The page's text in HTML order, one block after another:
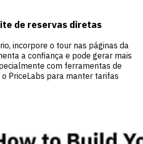
de reservas diretas
incorpore o tour nas páginas da
a confiança e pode gerar mais
com ferramentas de
o PriceLabs para manter tarifas